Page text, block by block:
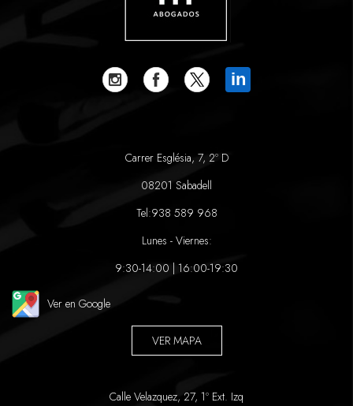
in
Carrer Església, 7, 2º D
08201 Sabadell
Tel:938 589 968
Lunes - Viernes:
9:30-14:00 | 16:00-19:30
Ver en Google
VER MAPA
Calle Velazquez, 27, 1º Ext. Izq